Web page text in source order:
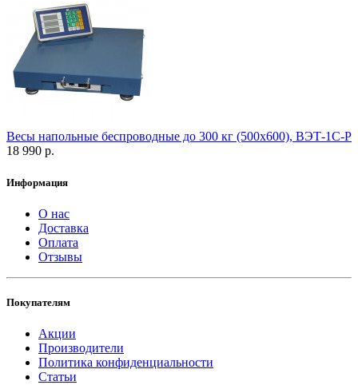
Весы напольные беспроводные до 300 кг (500х600), ВЭТ-1С-Р
18 990 р.
Информация
О нас
Доставка
Оплата
Отзывы
Покупателям
Акции
Производители
Политика конфиденциальности
Статьи